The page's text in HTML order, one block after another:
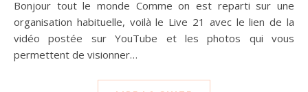
Bonjour tout le monde Comme on est reparti sur une
organisation habituelle, voilà le Live 21 avec le lien de la
vidéo postée sur YouTube et les photos qui vous
permettent de visionner…